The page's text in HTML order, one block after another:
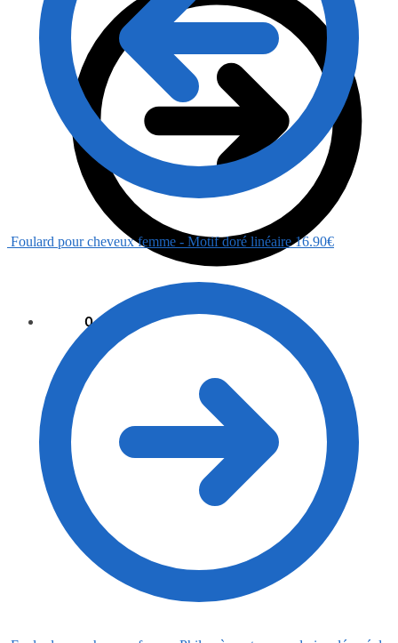
0
Foulard pour cheveux femme - Motif doré linéaire 16.90€